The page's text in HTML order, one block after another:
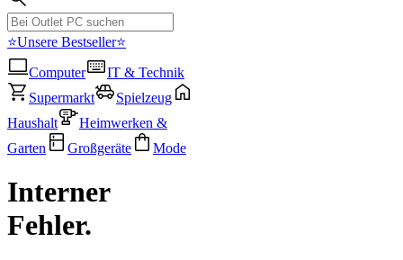
⭐Unsere Bestseller⭐
Computer
IT & Technik
Supermarkt
Spielzeug
Haushalt
Heimwerken &
Garten
Großgeräte Mode
Interner
Fehler.